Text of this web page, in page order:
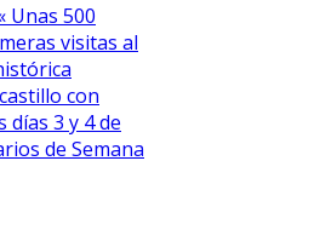
Unas 500
visitas al
con
días 3 y 4 de
de Semana